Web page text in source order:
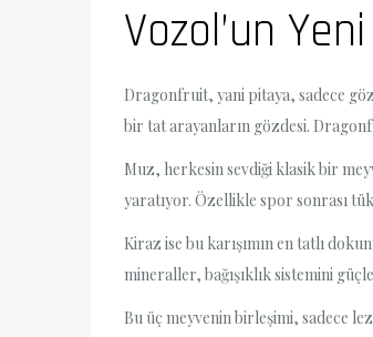
Vozol’un
Dragonfruit, yani pitaya, sadece
bir tat arayanların gözdesi.
Muz, herkesin sevdiği klasik bir
yaratıyor. Özellikle spor sonrası
Kiraz ise bu karışımın en tatlı
mineraller, bağışıklık sistemini
Bu üç meyvenin birleşimi, sadece